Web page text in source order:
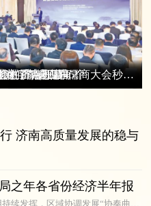
为何青睐山东 “路演一结束，我被投资机构围住了” 第四届儒商大会秒变“朋友圈”
在济南开幕
约重点项目45个
这，就是儒商！
济南高质量发展的稳与
之年各省份经济半年报